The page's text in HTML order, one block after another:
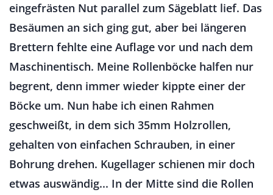
eingefrästen Nut parallel zum Sägeblatt lief. Das
Besäumen an sich ging gut, aber bei längeren
Brettern fehlte eine Auflage vor und nach dem
Maschinentisch. Meine Rollenböcke halfen nur
begrent, denn immer wieder kippte einer der
Böcke um. Nun habe ich einen Rahmen
geschweißt, in dem sich 35mm Holzrollen,
gehalten von einfachen Schrauben, in einer
Bohrung drehen. Kugellager schienen mir doch
etwas auswändig... In der Mitte sind die Rollen